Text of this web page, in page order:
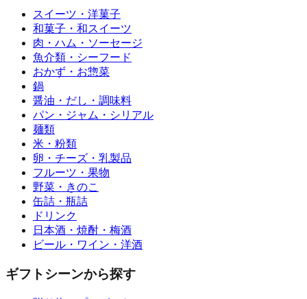
スイーツ・洋菓子
和菓子・和スイーツ
肉・ハム・ソーセージ
魚介類・シーフード
おかず・お惣菜
鍋
醤油・だし・調味料
パン・ジャム・シリアル
麺類
米・粉類
卵・チーズ・乳製品
フルーツ・果物
野菜・きのこ
缶詰・瓶詰
ドリンク
日本酒・焼酎・梅酒
ビール・ワイン・洋酒
ギフトシーンから探す